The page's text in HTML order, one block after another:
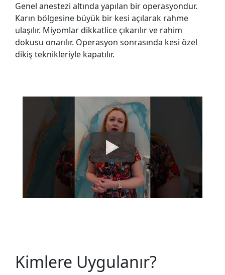
Genel anestezi altında yapılan bir operasyondur.
Karın bölgesine büyük bir kesi açılarak rahme
ulaşılır. Miyomlar dikkatlice çıkarılır ve rahim
dokusu onarılır. Operasyon sonrasında kesi özel
dikiş teknikleriyle kapatılır.
Kimlere Uygulanır?